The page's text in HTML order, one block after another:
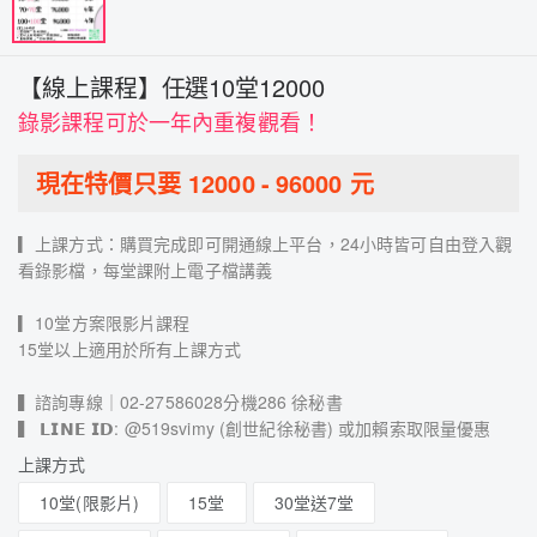
【線上課程】任選10堂12000
錄影課程可於一年內重複觀看！
現在特價只要 12000- 96000 元
▎上課方式：購買完成即可開通線上平台，24小時皆可自由登入觀
看錄影檔，每堂課附上電子檔講義
▎10堂方案限影片課程
15堂以上適用於所有上課方式
▍諮詢專線｜02-27586028分機286 徐秘書
▍ 𝗟𝗜𝗡𝗘 𝗜𝗗: @519svimy (創世紀徐秘書) 或加賴索取限量優惠
上課方式
10堂(限影片)
15堂
30堂送7堂